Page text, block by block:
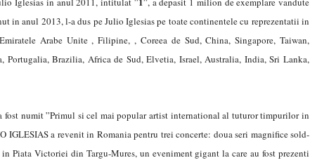
in anul 2013, l-a dus pe Julio Iglesias pe toate continentele cu reprezentatii in
Arabe Unite , Filipine, , Coreea de Sud, China, Singapore, Taiwan,
Portugalia, Brazilia, Africa de Sud, Elvetia, Israel, Australia, India, Sri Lanka,
numit ”Primul si cel mai popular artist international al tuturor timpurilor in
IGLESIAS a revenit in Romania pentru trei concerte: doua seri magnifice sold-
Piata Victoriei din Targu-Mures, un eveniment gigant la care au fost prezenti